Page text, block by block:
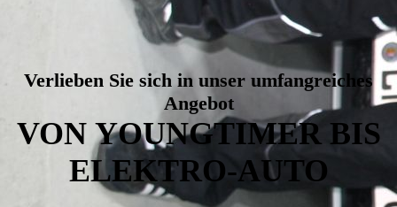
Verlieben Sie sich in unser umfangreiches
Angebot
VONYOUNGTIMER BIS
ELEKTRO-AUTO